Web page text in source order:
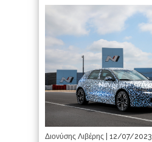
Διονύσης Λιβέρης | 12/07/2023